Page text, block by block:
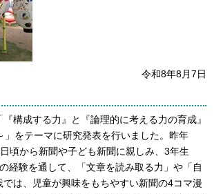
令和8年8月7日
構成する力』と『論理的に考える力の育成』
をテーマに研究発表を行いました。昨年
頃から新聞や子ども新聞に親しみ、3年生
経験を通して、「文章を読み取る力」や「自
は、児童が興味をもちやすい新聞の4コマ漫